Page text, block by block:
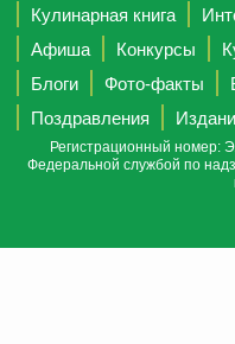
Кулинарная книга
Афиша
Конкурсы
Блоги
Фото-факты
Поздравления
Регистрационный номер:
Федеральной службой по